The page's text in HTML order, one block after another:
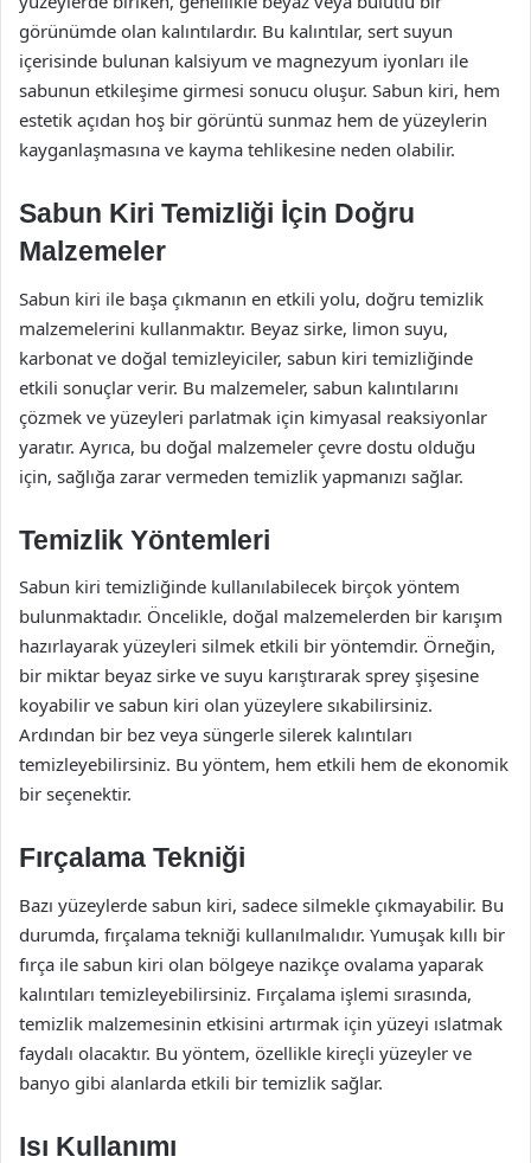
görünümde olan kalıntılardır. Bu kalıntılar, sert suyun
içerisinde bulunan kalsiyum ve magnezyum iyonları ile
sabunun etkileşime girmesi sonucu oluşur. Sabun kiri, hem
estetik açıdan hoş bir görüntü sunmaz hem de yüzeylerin
kayganlaşmasına ve kayma tehlikesine neden olabilir.
Sabun Kiri Temizliği İçin Doğru
Malzemeler
Sabun kiri ile başa çıkmanın en etkili yolu, doğru temizlik
malzemelerini kullanmaktır. Beyaz sirke, limon suyu,
karbonat ve doğal temizleyiciler, sabun kiri temizliğinde
etkili sonuçlar verir. Bu malzemeler, sabun kalıntılarını
çözmek ve yüzeyleri parlatmak için kimyasal reaksiyonlar
yaratır. Ayrıca, bu doğal malzemeler çevre dostu olduğu
için, sağlığa zarar vermeden temizlik yapmanızı sağlar.
Temizlik Yöntemleri
Sabun kiri temizliğinde kullanılabilecek birçok yöntem
bulunmaktadır. Öncelikle, doğal malzemelerden bir karışım
hazırlayarak yüzeyleri silmek etkili bir yöntemdir. Örneğin,
bir miktar beyaz sirke ve suyu karıştırarak sprey şişesine
koyabilir ve sabun kiri olan yüzeylere sıkabilirsiniz.
Ardından bir bez veya süngerle silerek kalıntıları
temizleyebilirsiniz. Bu yöntem, hem etkili hem de ekonomik
bir seçenektir.
Fırçalama Tekniği
Bazı yüzeylerde sabun kiri, sadece silmekle çıkmayabilir. Bu
durumda, fırçalama tekniği kullanılmalıdır. Yumuşak kıllı bir
fırça ile sabun kiri olan bölgeye nazikçe ovalama yaparak
kalıntıları temizleyebilirsiniz. Fırçalama işlemi sırasında,
temizlik malzemesinin etkisini artırmak için yüzeyi ıslatmak
faydalı olacaktır. Bu yöntem, özellikle kireçli yüzeyler ve
banyo gibi alanlarda etkili bir temizlik sağlar.
Isı Kullanımı